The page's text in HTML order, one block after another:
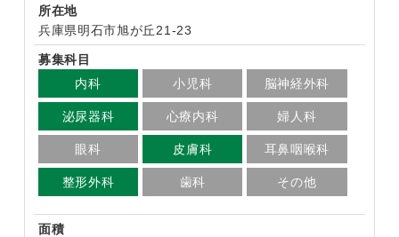
所在地
兵庫県明石市旭が丘21-23
募集科目
内科
小児科 脳神経外科
泌尿器科 心療内科 婦人科
眼科 皮膚科 耳鼻咽喉科
整形外科 歯科 その他
面積